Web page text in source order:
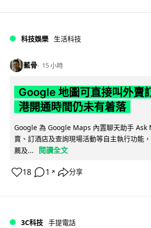
科技娛樂 生活科技
藍骨 15 小時
Google 地圖可直接叫外
港開通時間仍未有着落
Google 為 Google Maps 內置聊天助手 Ask
賣、訂酒店及查詢現場活動等自主執行功能
薦及...
閱讀全文
18 1 ↗ 分享
3C科技 手提電話